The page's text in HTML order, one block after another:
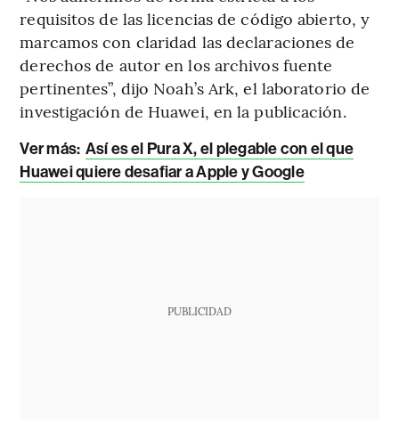
requisitos de las licencias de código abierto, y
marcamos con claridad las declaraciones de
derechos de autor en los archivos fuente
pertinentes”, dijo Noah’s Ark, el laboratorio de
investigación de Huawei, en la publicación.
Ver más: Así es el Pura X, el plegable con el que
Huawei quiere desafiar a Apple y Google
PUBLICIDAD